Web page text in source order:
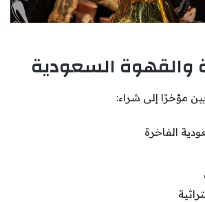
والقهوة السعودية
مؤخرًا إلى شراء:
الفاخرة